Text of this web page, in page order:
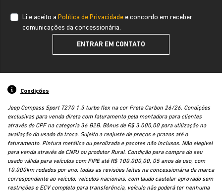
Li e aceito a Política de Privacidade e concordo em receber
comunicações da concessionária.
ENTRAR EM CONTATO
Condições
Jeep Compass Sport T270 1.3 turbo flex na cor Preta Carbon 26/26. Condições
exclusivas para venda direta com faturamento pela montadora para clientes
através do CPF na categoria 36 B2B. Bônus de R$ 3.000,00 para utilização na
avaliação do usado da troca. Sujeito a reajuste de preços e prazos até o
faturamento. Pintura metálica ou perolizada e pacotes não inclusos. Não elegível
para venda através de CNPJ ou produtor Rural. Condição para compra do seu
usado válida para veículos com FIPE até R$ 100.000,00, 05 anos de uso, com
10.000km rodados por ano, todas as revisões feitas na concessionária da marca
correspondente ao veículo, veículos nacionais, com laudo cautelar aprovado sem
restrições e ECV completo para transferência, veículo não poderá ter nenhuma